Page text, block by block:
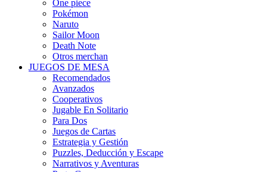
One piece
Pokémon
Naruto
Sailor Moon
Death Note
Otros merchan
JUEGOS DE MESA
Recomendados
Avanzados
Cooperativos
Jugable En Solitario
Para Dos
Juegos de Cartas
Estrategia y Gestión
Puzzles, Deducción y Escape
Narrativos y Aventuras